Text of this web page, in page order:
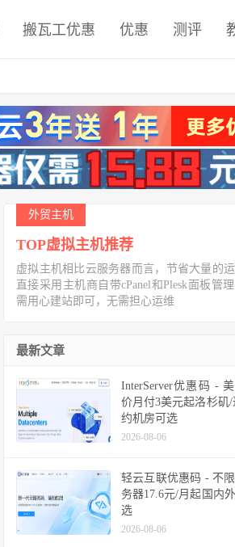
搬瓦工优惠 优惠 测评
外贸主机
TOP虚拟主机推荐
虚拟主机相比云服务器而言，节省大量的运
直接采用主机商自带cPanel和Plesk面板管
需用心建站即可，无需担心运维
最新文章
InterServer优惠码 -
价月付3美元起洛杉矶/
约机房可选
2026-08-06
轻云互联优惠码 - 不
务器17.6元/月起国内
选
2026-08-06